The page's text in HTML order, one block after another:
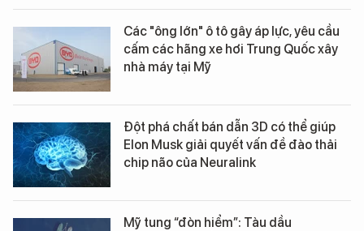
Các "ông lớn" ô tô gây áp lực, yêu cầu
cấm các hãng xe hơi Trung Quốc xây
nhà máy tại Mỹ
Đột phá chất bán dẫn 3D có thể giúp
Elon Musk giải quyết vấn đề đào thải
chip não của Neuralink
Mỹ tung “đòn hiểm”: Tàu dầu